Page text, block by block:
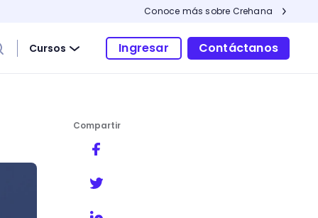
Conoce más sobre Crehana
Cursos Ingresar Contáctanos
la web
Compartir